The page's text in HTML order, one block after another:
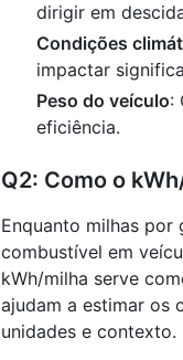
dirigir em
Condições
impactar
Peso do veículo:
eficiência.
Q2: Como o
Enquanto milhas por
combustível em
kWh/milha serve
ajudam a estimar os
unidades e contexto.